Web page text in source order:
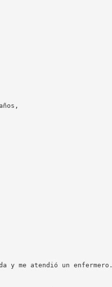
y me atendió un enfermero.